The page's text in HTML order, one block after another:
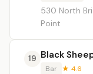
530 North
Point
19 Black
Bar ★ 4.6